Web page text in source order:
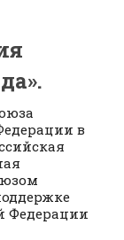
в
Федерации